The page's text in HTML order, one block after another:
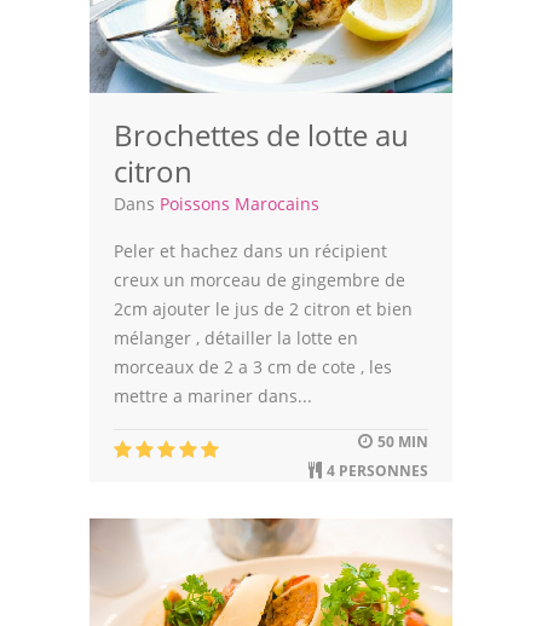
Brochettes de lotte au
citron
Dans Poissons Marocains
Peler et hachez dans un récipient
creux un morceau de gingembre de
2cm ajouter le jus de 2 citron et bien
mélanger , détailler la lotte en
morceaux de 2 a 3 cm de cote , les
mettre a mariner dans...
50 MIN
4 PERSONNES